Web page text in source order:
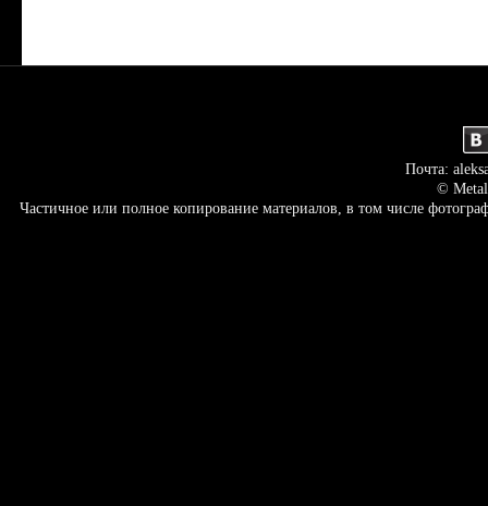
Почта:
©
Частичное или полное копирование материалов, в том числе